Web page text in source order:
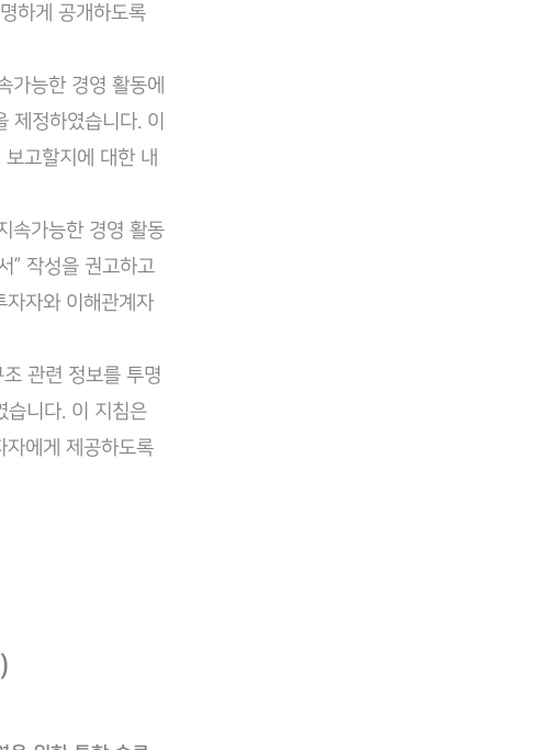
하게 공개하도록
가능한 경영 활동에
제정하였습니다. 이
고할지에 대한 내
속가능한 경영 활동
” 작성을 권고하고
자자와 이해관계자
관련 정보를 투명
습니다. 이 지침은
자에게 제공하도록